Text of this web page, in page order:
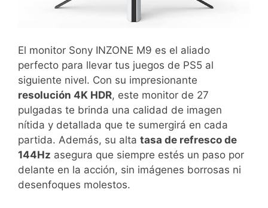
El monitor Sony INZONE M9 es el aliado
perfecto para llevar tus juegos de PS5 al
siguiente nivel. Con su impresionante
resolución 4K HDR, este monitor de 27
pulgadas te brinda una calidad de imagen
nítida y detallada que te sumergirá en cada
partida. Además, su alta tasa de refresco de
144Hz asegura que siempre estés un paso por
delante en la acción, sin imágenes borrosas ni
desenfoques molestos.